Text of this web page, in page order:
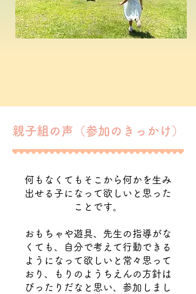
親子組の声（参加のきっかけ）
何もなくてもそこから何かを生み
出せる子になって欲しいと思った
ことです。
おもちゃや遊具、先生の指導がな
くても、自分で考えて行動できる
ようになって欲しいと常々思って
おり、もりのようちえんの方針は
ぴったりだなと思い、参加しまし